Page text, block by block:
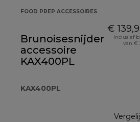
FOOD PREP ACCESSOIRES
Brunoisesnijder
accessoire
KAX400PL
KAX400PL
€
Inclusief
van €